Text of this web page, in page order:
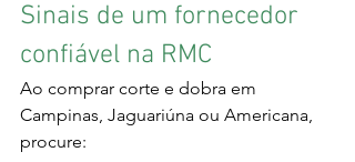
Sinais de um fornecedor
confiável na RMC
Ao comprar corte e dobra em
Campinas, Jaguariúna ou Americana,
procure: